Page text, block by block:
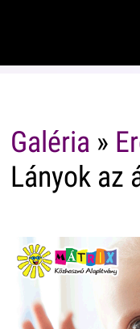
Galéria »
Lányok az